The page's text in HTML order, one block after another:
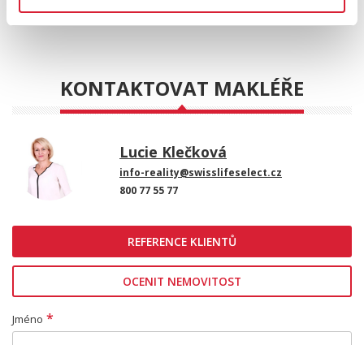
POSLAT
KONTAKTOVAT MAKLÉŘE
Lucie Klečková
info-reality@swisslifeselect.cz
800 77 55 77
REFERENCE KLIENTŮ
OCENIT NEMOVITOST
Jméno *